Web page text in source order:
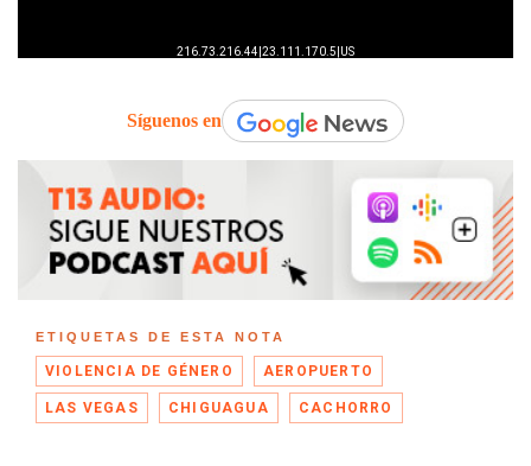
Síguenos en
ETIQUETAS DE ESTA NOTA
VIOLENCIA DE GÉNERO AEROPUERTO
LAS VEGAS CHIGUAGUA CACHORRO